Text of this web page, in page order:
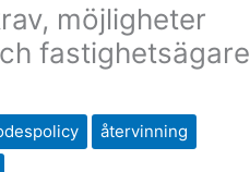
möjligheter
fastighetsägare
återvinning